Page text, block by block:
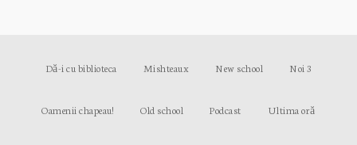
Dă-i cu biblioteca Mishteaux New school Noi 3
Oamenii chapeau! Old school Podcast Ultima oră